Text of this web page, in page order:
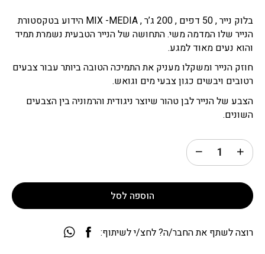
בלוק נייר , 50 דפים , 200 ג’ר , MIX -MEDIA הידוע בטקסטורת
הנייר שלו המדמה משי. התחושה של הנייר הטבעית נשמרת תמיד
והוא נעים מאוד למגע.
חוזק הנייר ומשקלו מעניק את התמיכה הטובה ביותר עבור צבעים
רטובים ויבשים כגון צבעי מים וגואש.
הצבע של הנייר לבן טהור שיוצר ניגודית והרמוניה בין הצבעים
השונים.
הוספה לסל
רוצה לשתף את החבר/ה? לחצ/י לשיתוף: